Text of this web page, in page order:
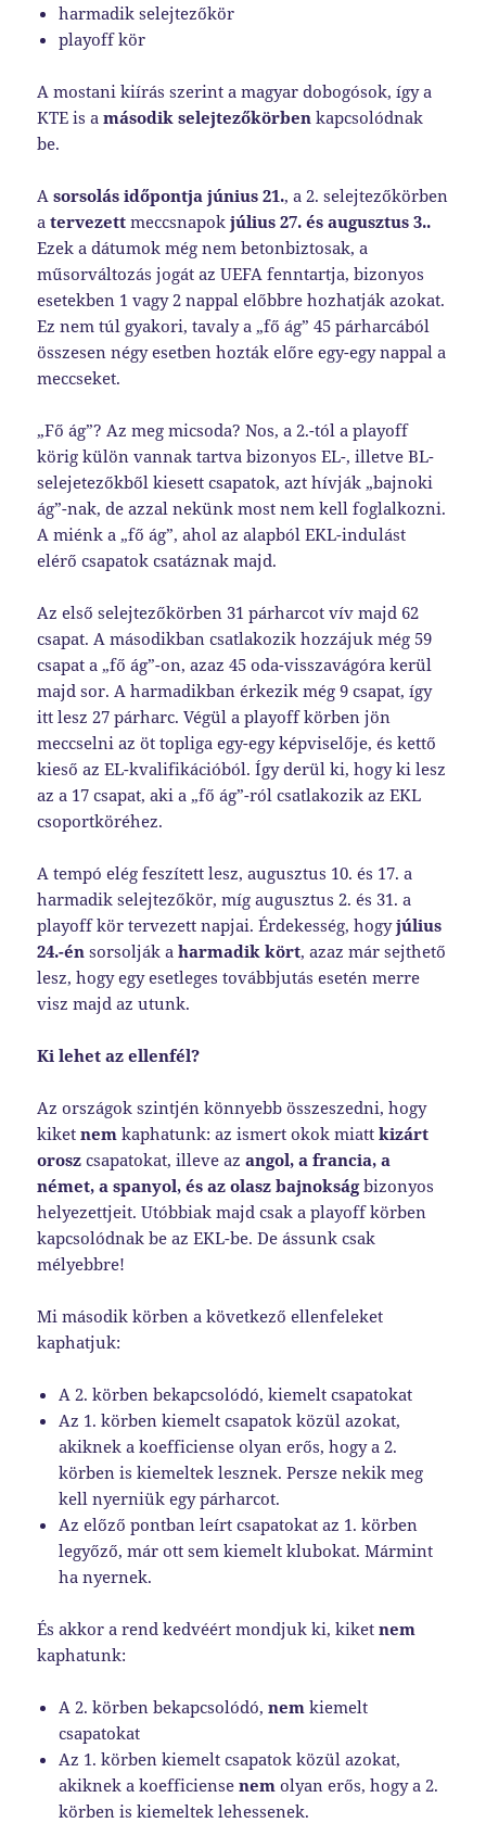
harmadik selejtezőkör
playoff kör
A mostani kiírás szerint a magyar dobogósok, így a
KTE is amásodik selejtezőkörben kapcsolódnak
be.
Asorsolás időpontja június 21., a 2. selejtezőkörben
atervezett meccsnapokjúlius 27. és augusztus 3..
Ezek a dátumok még nem betonbiztosak, a
műsorváltozás jogát az UEFA fenntartja, bizonyos
esetekben 1 vagy 2 nappal előbbre hozhatják azokat.
Ez nem túl gyakori, tavaly a „fő ág” 45 párharcából
összesen négy esetben hozták előre egy-egy nappal a
meccseket.
„Fő ág”? Az meg micsoda? Nos, a 2.-tól a playoff
körig külön vannak tartva bizonyos EL-, illetve BL-
selejetezőkből kiesett csapatok, azt hívják „bajnoki
ág”-nak, de azzal nekünk most nem kell foglalkozni.
A miénk a „fő ág”, ahol az alapból EKL-indulást
elérő csapatok csatáznak majd.
Az első selejtezőkörben 31 párharcot vív majd 62
csapat. A másodikban csatlakozik hozzájuk még 59
csapat a „fő ág”-on, azaz 45 oda-visszavágóra kerül
majd sor. A harmadikban érkezik még 9 csapat, így
itt lesz 27 párharc. Végül a playoff körben jön
meccselni az öt topliga egy-egy képviselője, és kettő
kieső az EL-kvalifikációból. Így derül ki, hogy ki lesz
az a 17 csapat, aki a „fő ág”-ról csatlakozik az EKL
csoportköréhez.
A tempó elég feszített lesz, augusztus 10. és 17. a
harmadik selejtezőkör, míg augusztus 2. és 31. a
playoff kör tervezett napjai. Érdekesség, hogyjúlius
24.-énsorsolják aharmadik kört, azaz már sejthető
lesz, hogy egy esetleges továbbjutás esetén merre
visz majd az utunk.
Ki lehet az ellenfél?
Az országok szintjén könnyebb összeszedni, hogy
kiketnemkaphatunk: az ismert okok miattkizárt
orosz csapatokat, illeve azangol, a francia, a
német, a spanyol, és az olasz bajnokságbizonyos
helyezettjeit. Utóbbiak majd csak a playoff körben
kapcsolódnak be az EKL-be. De ássunk csak
mélyebbre!
Mi második körben a következő ellenfeleket
kaphatjuk:
A 2. körben bekapcsolódó, kiemelt csapatokat
Az 1. körben kiemelt csapatok közül azokat,
akiknek a koefficiense olyan erős, hogy a 2.
körben is kiemeltek lesznek. Persze nekik meg
kell nyerniük egy párharcot.
Az előző pontban leírt csapatokat az 1. körben
legyőző, már ott sem kiemelt klubokat. Mármint
ha nyernek.
És akkor a rend kedvéért mondjuk ki, kiketnem
kaphatunk:
A 2. körben bekapcsolódó,nem kiemelt
csapatokat
Az 1. körben kiemelt csapatok közül azokat,
akiknek a koefficiensenem olyan erős, hogy a 2.
körben is kiemeltek lehessenek.